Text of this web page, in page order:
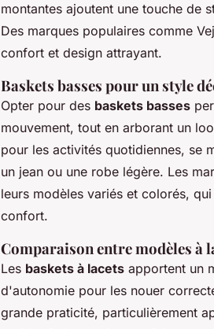
montantes ajoutent une touche de
Des marques populaires comme
confort et design attrayant.
Baskets basses pour un style
Opter pour des baskets basses
mouvement, tout en arborant un
pour les activités quotidiennes, se
un jean ou une robe légère. Les
leurs modèles variés et colorés,
confort.
Comparaison entre modèles à
Les baskets à lacets apportent un
d'autonomie pour les nouer
grande praticité, particulièrement